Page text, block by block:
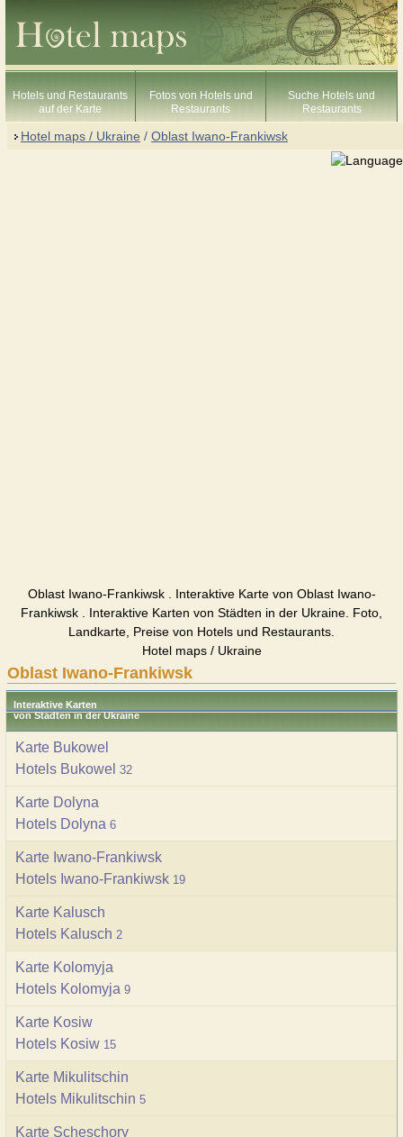
Hotels und Restaurants
auf der Karte
Fotos von Hotels und
Restaurants
Suche Hotels und
Restaurants
Hotel maps / Ukraine / Oblast Iwano-Frankiwsk
Oblast Iwano-Frankiwsk . Interaktive Karte von Oblast Iwano-
Frankiwsk . Interaktive Karten von Städten in der Ukraine. Foto,
Landkarte, Preise von Hotels und Restaurants.
Hotel maps / Ukraine
Oblast Iwano-Frankiwsk
Interaktive Karten
von Städten in der Ukraine
Karte Bukowel
Hotels Bukowel 32
Karte Dolyna
Hotels Dolyna 6
Karte Iwano-Frankiwsk
Hotels Iwano-Frankiwsk 19
Karte Kalusch
Hotels Kalusch 2
Karte Kolomyja
Hotels Kolomyja 9
Karte Kosiw
Hotels Kosiw 15
Karte Mikulitschin
Hotels Mikulitschin 5
Karte Scheschory